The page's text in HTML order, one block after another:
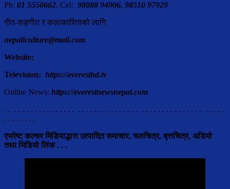
Ph: 01 5550662, Cel: 98088 94906, 98510 97929
गीत-सङ्गीत र कलाकारिताको लागि
nepaliculture@mail.com
Website:
Television: https://everesthd.tv
Online News: https://everestnewsnepal.com
. . . . . . . . . . . . . . . . . . . . . . . . . . . . . . . . . . . . . . . . . . . . . . . . . . . .
. . . . . . . .
एभरेष्ट कल्चर मिडियाद्धारा उत्पादित समाचार, चलचित्र, बृत्तचित्र, अडियो
तथा भिडियो लिंक . . .